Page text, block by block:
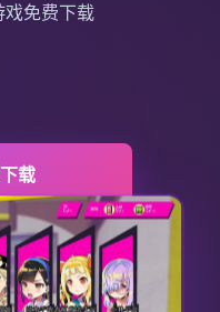
戏免费下载
载